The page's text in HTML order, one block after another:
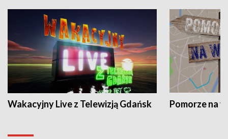
Wakacyjny Live z Telewizją Gdańsk Pomorze na